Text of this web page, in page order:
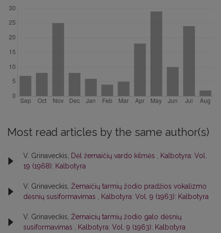
Most read articles by the same author(s)
V. Grinaveckis, Dėl žemaičių vardo kilmės
Kalbotyra: Vol.
19 (1968): Kalbotyra
V. Grinaveckis, Žemaičių tarmių žodio pradžios vokalizmo
dėsnių susiformavimas
Kalbotyra: Vol. 9 (1963): Kalbotyra
V. Grinaveckis, Žemaicių tarmių žodio galo dėsnių
susiformavimas
Kalbotyra: Vol. 9 (1963): Kalbotyra